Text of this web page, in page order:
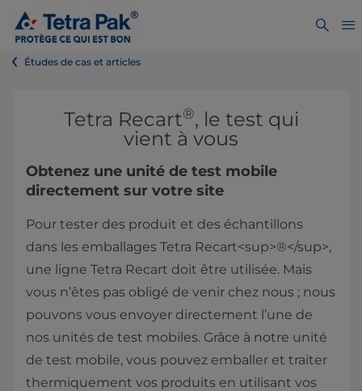
Études de cas et articles
Tetra Recart®, le test qui
vient à vous
Obtenez une unité de test mobile
directement sur votre site
Pour tester des produit et des échantillons
dans les emballages Tetra Recart<sup>®</sup>,
une ligne Tetra Recart doit être utilisée. Mais
vous n’êtes pas obligé de venir chez nous ; nous
pouvons vous envoyer directement l’une de
nos unités de test mobiles. Grâce à notre unité
de test mobile, vous pouvez emballer et traiter
thermiquement vos produits en utilisant vos